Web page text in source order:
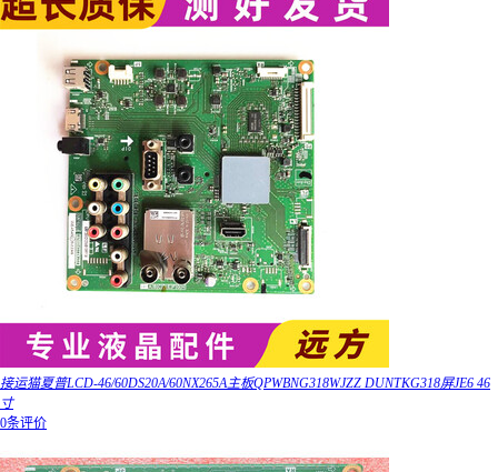
接运猫夏普LCD-46/60DS20A/60NX265A主板QPWBNG318WJZZ DUNTKG318屏JE6 46
寸
0条评价